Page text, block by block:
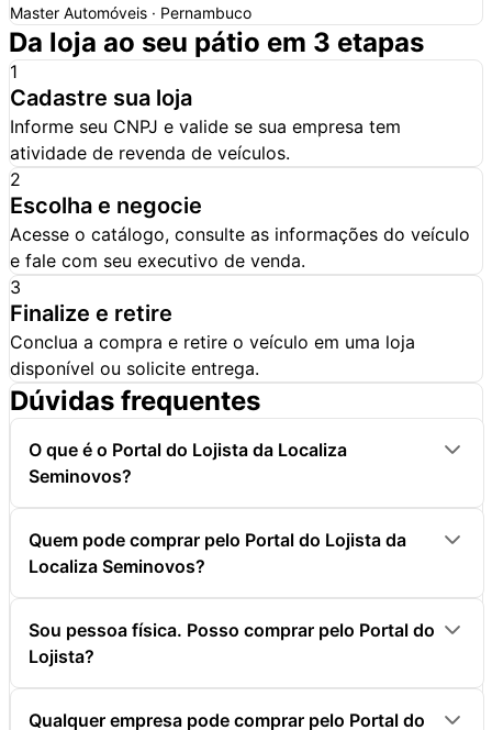
Master Automóveis · Pernambuco
Da loja ao seu pátio em 3 etapas
1
Cadastre sua loja
Informe seu CNPJ e valide se sua empresa tem
atividade de revenda de veículos.
2
Escolha e negocie
Acesse o catálogo, consulte as informações do veículo
e fale com seu executivo de venda.
3
Finalize e retire
Conclua a compra e retire o veículo em uma loja
disponível ou solicite entrega.
Dúvidas frequentes
O que é o Portal do Lojista da Localiza
Seminovos?
Quem pode comprar pelo Portal do Lojista da
Localiza Seminovos?
Sou pessoa física. Posso comprar pelo Portal do
Lojista?
Qualquer empresa pode comprar pelo Portal do